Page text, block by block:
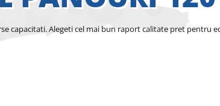
capacitati. Alegeti cel mai bun raport calitate pret pentru